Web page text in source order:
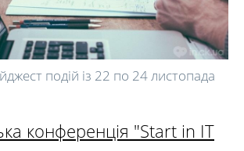
подій із 22 по 24 листопада
конференція "Start in IT